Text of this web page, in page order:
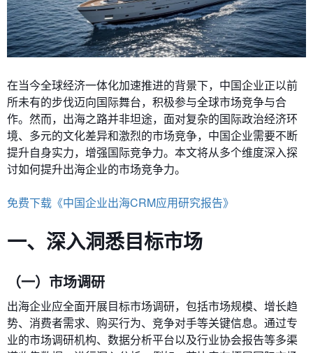
在当今全球经济一体化加速推进的背景下，中国企业正以前
所未有的步伐迈向国际舞台，积极参与全球市场竞争与合
作。然而，出海之路并非坦途，面对复杂的国际政治经济环
境、多元的文化差异和激烈的市场竞争，中国企业需要不断
提升自身实力，增强国际竞争力。本文将从多个维度深入探
讨如何提升出海企业的市场竞争力。
免费下载《中国企业出海CRM应用研究报告》
一、深入洞悉目标市场
（一）市场调研
出海企业应全面开展目标市场调研，包括市场规模、增长趋
势、消费者需求、购买行为、竞争对手等关键信息。通过专
业的市场调研机构、数据分析平台以及行业协会报告等多渠